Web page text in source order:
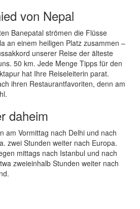
von Nepal
Banepatal strömen die Flüsse
an einem heiligen Platz zusammen –
unserer Reise der älteste
50 km. Jede Menge Tipps für den
hat Ihre Reiseleiterin parat.
ihren Restaurantfavoriten, denn am
daheim
am Vormittag nach Delhi und nach
zwei Stunden weiter nach Europa.
mittags nach Istanbul und nach
zweieinhalb Stunden weiter nach